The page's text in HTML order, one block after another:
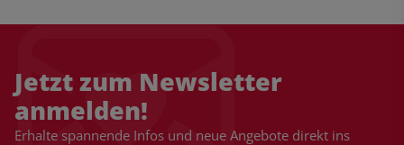
Jetzt zum Newsletter
anmelden!
Erhalte spannende Infos und neue Angebote direkt ins